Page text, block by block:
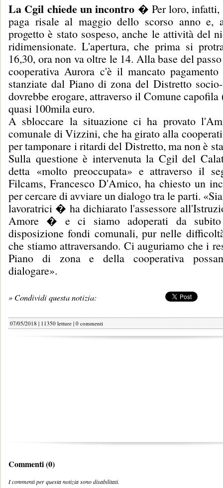
La Cgil chiede un incontro � Per loro, infatti,
paga risale al maggio dello scorso anno e,
progetto è stato sospeso, anche le attività del
ridimensionate. L'apertura, che prima si
16,30, ora non va oltre le 14. Alla base del
cooperativa Aurora c'è il mancato
stanziate dal Piano di zona del Distretto
dovrebbe erogare, attraverso il Comune
quasi 100mila euro.
A sbloccare la situazione ci ha provato
comunale di Vizzini, che ha girato alla
per tamponare i ritardi del Distretto, ma non è
Sulla questione è intervenuta la Cgil del
detta «molto preoccupata» e attraverso il
Filcams, Francesco D'Amico, ha chiesto un
per cercare di avviare un dialogo tra le parti.
lavoratrici � ha dichiarato l'assessore
Amore � e ci siamo adoperati da subito
disposizione fondi comunali, pur nelle
che stiamo attraversando. Ci auguriamo che i
Piano di zona e della cooperativa
dialogare».
» Condividi questa notizia:
07/05/2018 | 11350 letture | 0 commenti
Commenti (0)
I commenti per questa notizia sono disabilitati.